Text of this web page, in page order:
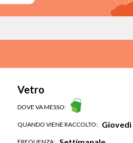
Vetro
DOVE VA MESSO:
QUANDO VIENE RACCOLTO: Giovedì